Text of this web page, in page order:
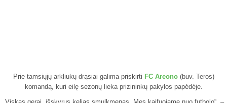
Prie tamsiųjų arkliukų drąsiai galima priskirti FC Areono(buv. Teros)
komandą, kuri eilę sezonų lieka prizininkų pakylos papėdėje.